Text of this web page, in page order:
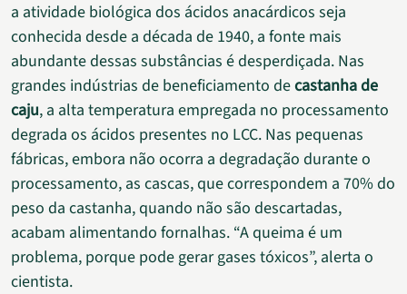
a atividade biológica dos ácidos anacárdicos seja
conhecida desde a década de 1940, a fonte mais
abundante dessas substâncias é desperdiçada. Nas
grandes indústrias de beneficiamento decastanha de
caju, a alta temperatura empregada no processamento
degrada os ácidos presentes no LCC. Nas pequenas
fábricas, embora não ocorra a degradação durante o
processamento, as cascas, que correspondem a 70% do
peso da castanha, quando não são descartadas,
acabam alimentando fornalhas. “A queima é um
problema, porque pode gerar gases tóxicos”, alerta o
cientista.